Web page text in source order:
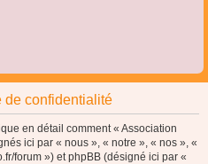
de confidentialité
en détail comment « Association
ici par « nous », « notre », « nos », «
forum ») et phpBB (désigné ici par «